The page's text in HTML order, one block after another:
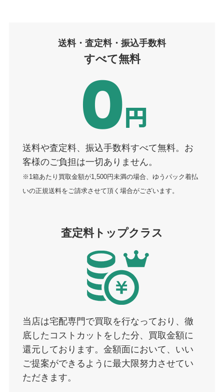
送料・査定料・振込手数料
すべて無料
送料や査定料、振込手数料すべて無料。お
客様のご負担は一切ありません。
※1箱あたり買取金額が1,500円未満の場合、ゆうパック着払
いの正規送料をご請求させて頂く場合がございます。
査定料トップクラス
当店は宅配専門で買取を行なっており、徹
底したコストカットをした分、買取金額に
還元しております。金額面において、いい
ご提案ができるように最大限努力させてい
ただきます。